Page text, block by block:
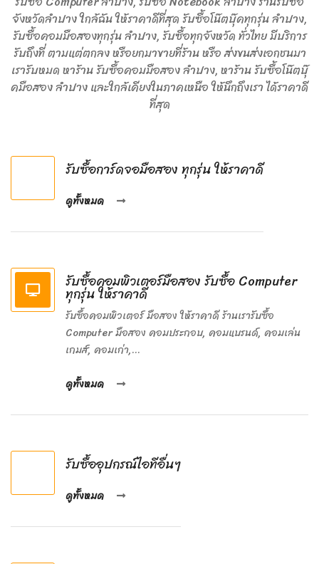
จังหวัดลำปาง ใกล้ฉัน ให้ราคาดีที่สุด รับซื้อโน๊ตบุ๊คทุกรุ่น ลำปาง,
รับซื้อคอมมือสองทุกรุ่น ลำปาง, รับซื้อทุกจังหวัด ทั่วไทย มีบริการ
รับถึงที่ ตามแต่ตกลง หรือยกมาขายที่ร้าน หรือ ส่งขนส่งเอกชนมา
เรารับหมด หาร้าน รับซื้อคอมมือสอง ลำปาง, หาร้าน รับซื้อโน๊ตบุ๊
คมือสอง ลำปาง และใกล้เคียงในภาคเหนือ ให้นึกถึงเรา ได้ราคาดี
ที่สุด
รับซื้อการ์ดจอมือสอง ทุกรุ่น ให้ราคาดี
ดูทั้งหมด
รับซื้อคอมพิวเตอร์มือสอง รับซื้อ Computer
ทุกรุ่น ให้ราคาดี
รับซื้อคอมพิวเตอร์ มือสอง ให้ราคาดี ร้านเรารับซื้อ
Computer มือสอง คอมประกอบ, คอมแบรนด์, คอมเล่น
เกมส์, คอมเก่า,...
ดูทั้งหมด
รับซื้ออุปกรณ์ไอทีอื่นๆ
ดูทั้งหมด